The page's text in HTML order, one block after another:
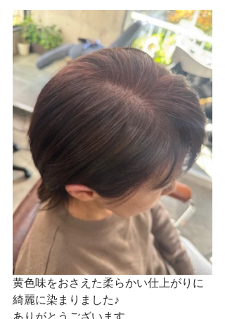
黄色味をおさえた柔らかい仕上がりに
綺麗に染まりました♪